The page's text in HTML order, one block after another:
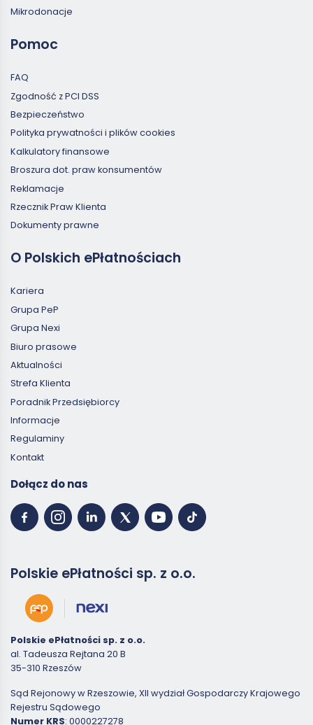
Mikrodonacje
Pomoc
FAQ
Zgodność z PCI DSS
Bezpieczeństwo
Polityka prywatności i plików cookies
Kalkulatory finansowe
Broszura dot. praw konsumentów
Reklamacje
Rzecznik Praw Klienta
Dokumenty prawne
O Polskich ePłatnościach
Kariera
Grupa PeP
Grupa Nexi
Biuro prasowe
Aktualności
Strefa Klienta
Poradnik Przedsiębiorcy
Informacje
Regulaminy
Kontakt
Dołącz do nas
Polskie ePłatności sp. z o.o.
Polskie ePłatności sp. z o.o.
al. Tadeusza Rejtana 20 B
35-310 Rzeszów
Sąd Rejonowy w Rzeszowie, XII wydział Gospodarczy Krajowego
Rejestru Sądowego
Numer KRS: 0000227278